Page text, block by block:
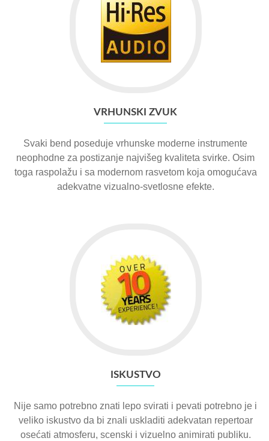
VRHUNSKI ZVUK
Svaki bend poseduje vrhunske moderne instrumente
neophodne za postizanje najvišeg kvaliteta svirke. Osim
toga raspolažu i sa modernom rasvetom koja omogućava
adekvatne vizualno-svetlosne efekte.
ISKUSTVO
Nije samo potrebno znati lepo svirati i pevati potrebno je i
veliko iskustvo da bi znali uskladiti adekvatan repertoar
osećati atmosferu, scenski i vizuelno animirati publiku.